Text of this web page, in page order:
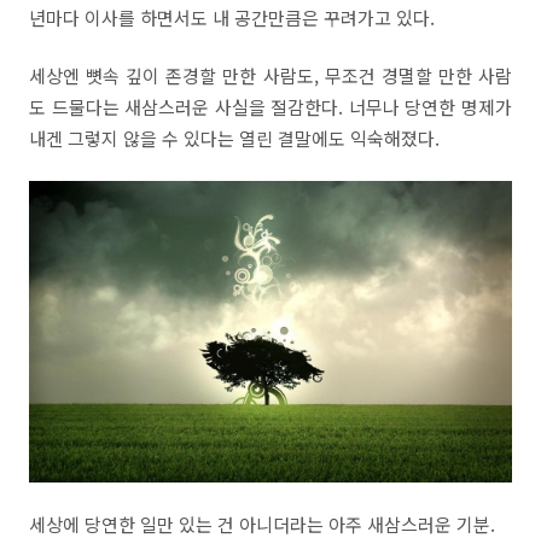
년마다 이사를 하면서도 내 공간만큼은 꾸려가고 있다.
세상엔 뼛속 깊이 존경할 만한 사람도, 무조건 경멸할 만한 사람
도 드물다는 새삼스러운 사실을 절감한다. 너무나 당연한 명제가
내겐 그렇지 않을 수 있다는 열린 결말에도 익숙해졌다.
세상에 당연한 일만 있는 건 아니더라는 아주 새삼스러운 기분.